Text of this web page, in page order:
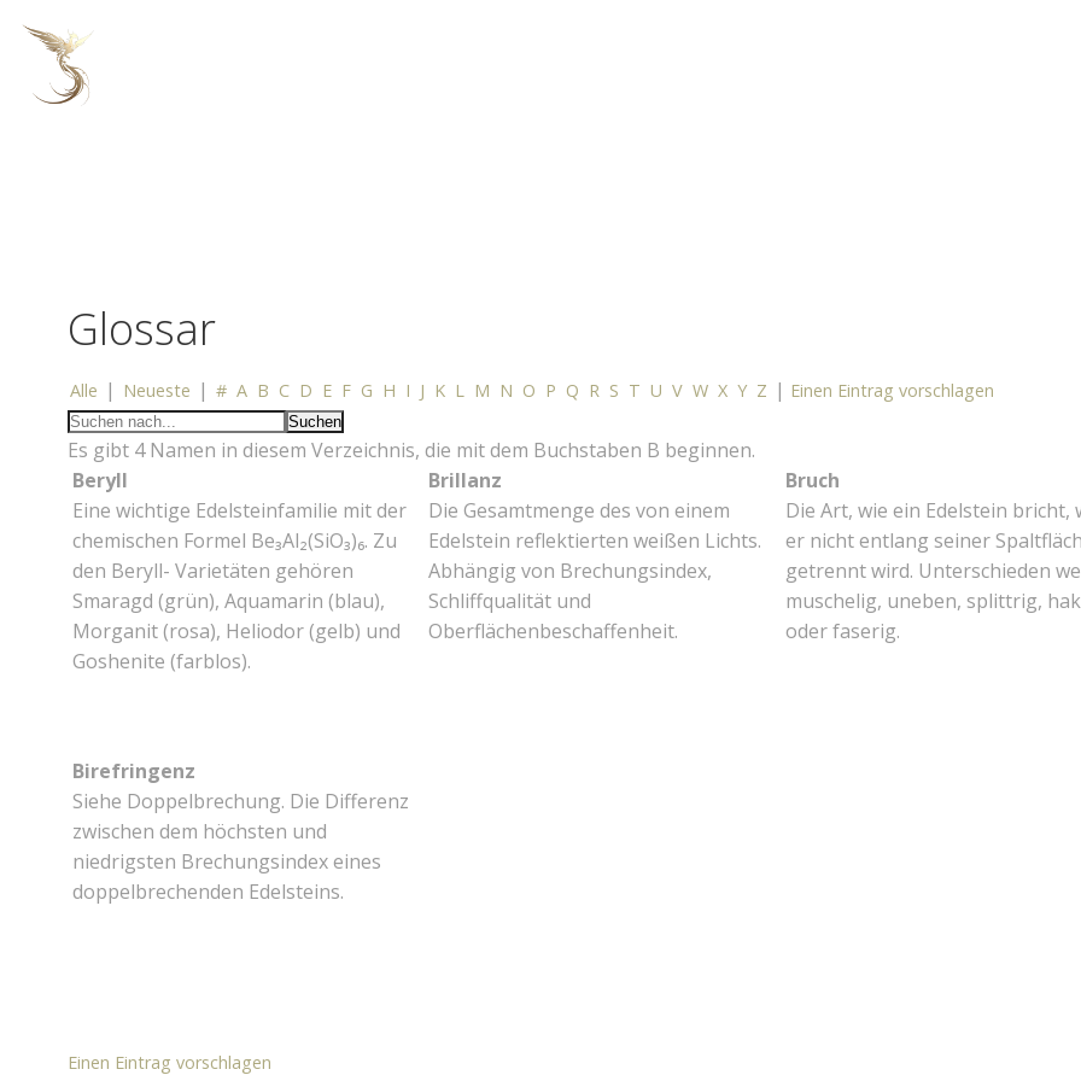
Inhalt
springen
Glossar
Alle | Neueste | # A B C D E F G H I J K L M N O P Q R S T U V W X Y Z | Einen Eintrag vorschlagen
Es gibt 4 Namen in diesem Verzeichnis, die mit dem Buchstaben B beginnen.
Beryll
Eine wichtige Edelsteinfamilie mit der
chemischen Formel Be₃Al₂(SiO₃)₆. Zu
den Beryll- Varietäten gehören
Smaragd (grün), Aquamarin (blau),
Morganit (rosa), Heliodor (gelb) und
Goshenite (farblos).
Birefringenz
Siehe Doppelbrechung. Die Differenz
zwischen dem höchsten und
niedrigsten Brechungsindex eines
doppelbrechenden Edelsteins.
Brillanz
Die Gesamtmenge des von einem
Edelstein reflektierten weißen Lichts.
Abhängig von Brechungsindex,
Schliffqualität und
Oberflächenbeschaffenheit.
Bruch
Die Art, wie ein Edelstein bricht,
er nicht entlang seiner
getrennt wird. Unterschieden
muschelig, uneben, splittrig,
oder faserig.
Einen Eintrag vorschlagen